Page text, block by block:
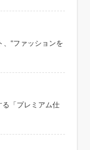
“ファッションを
る「プレミアム仕